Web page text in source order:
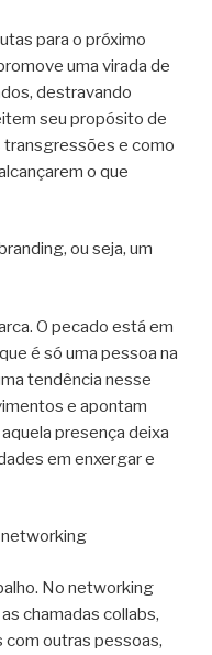
para o próximo
uma virada de
destravando
seu propósito de
transgressões e como
o que
ou seja, um
O pecado está em
é só uma pessoa na
tendência nesse
e apontam
presença deixa
em enxergar e
networking
No networking
chamadas collabs,
com outras pessoas,